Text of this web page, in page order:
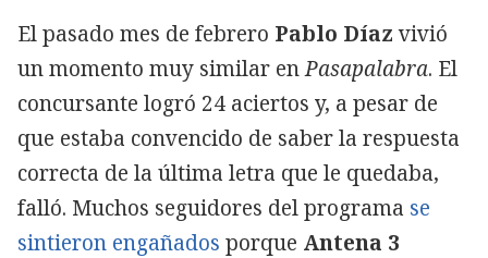
El pasado mes de febrero Pablo Díazvivió
un momento muy similar enPasapalabra. El
concursante logró 24 aciertos y, a pesar de
que estaba convencido de saber la respuesta
correcta de la última letra que le quedaba,
falló. Muchos seguidores del programa se
sintieron engañados porque Antena 3